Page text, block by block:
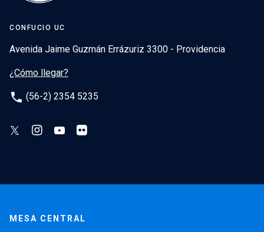
CONFUCIO UC
Avenida Jaime Guzmán Errázuriz 3300 - Providencia
¿Cómo llegar?
phone (56-2) 2354 5235
MESA CENTRAL